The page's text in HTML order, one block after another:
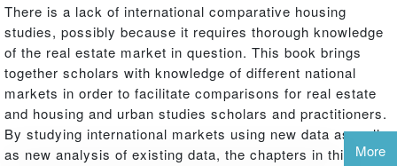
There is a lack of international comparative housing
studies, possibly because it requires thorough knowledge
of the real estate market in question. This book brings
together scholars with knowledge of different national
markets in order to facilitate comparisons for real estate
and housing and urban studies scholars and practitioners.
By studying international markets using new data as well
as new analysis of existing data, the chapters in this book
More